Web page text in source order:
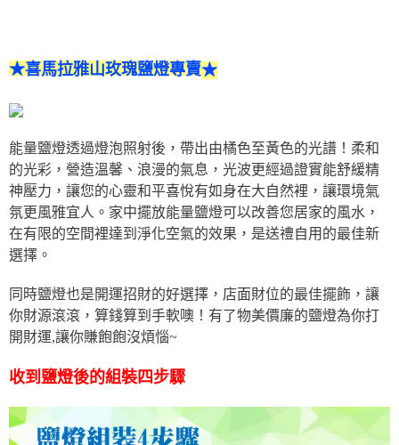
★喜馬拉雅山玫瑰鹽燈專賣★
能量鹽燈透過燈泡照射後，帶出由橘色至黃色的光譜！柔和
的光彩，營造溫馨、浪漫的氣息，光波更經過證實能舒緩精
神壓力，讓您的心靈和平喜悅有如身在大自然裡，讓環境氣
氛更風雅宜人。家中擺放能量鹽燈可以改善您居家的風水，
在有限的空間裡達到淨化空氣的效果，是送禮自用的最佳新
選擇。
同時鹽燈也是開運招財的好選擇，店面財位的最佳擺飾，讓
你財源滾滾，算錢算到手軟噢！有了物美價廉的鹽燈為你打
開財運,讓你賺飽飽沒煩惱~
收到鹽燈後的組裝四步驟